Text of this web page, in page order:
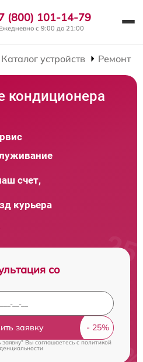
(800) 101-14-79
Ежедневно с 9:00 до 21:00
Каталог устройств Ремонт
кондиционера
счет,
курьера
со
заявку
Вы соглашаетесь cполитикой